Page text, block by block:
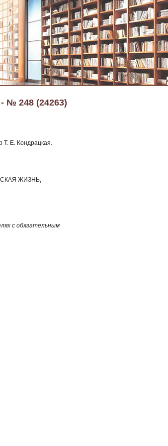
№ 248 (24263)
Т. Е. Кондрацкая.
ЖИЗНЬ,
с обязательным